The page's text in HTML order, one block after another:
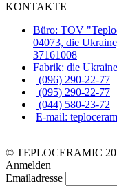
KONTAKTE
Büro: TOV
04073, die
37161008
Fabrik: die
(096) 290-22-77
(095) 290-22-77
(044) 580-23-72
E-mail:
© TEPLOCERAMIC
Anmelden
Emailadresse